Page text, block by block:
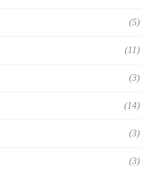
(5)
(11)
(3)
(14)
(3)
(3)